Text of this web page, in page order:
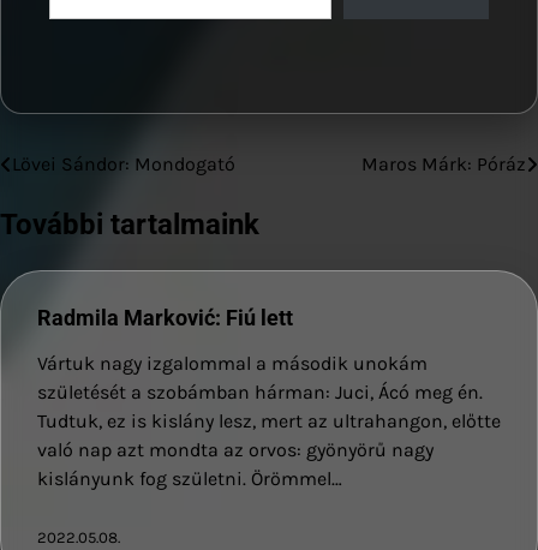
Bejegyzés
navigáció
Lövei Sándor: Mondogató Maros Márk: Póráz
További tartalmaink
Radmila Marković: Fiú lett
Vártuk nagy izgalommal a második unokám
születését a szobámban hárman: Juci, Ácó meg én.
Tudtuk, ez is kislány lesz, mert az ultrahangon, előtte
való nap azt mondta az orvos: gyönyörű nagy
kislányunk fog születni. Örömmel…
2022.05.08.